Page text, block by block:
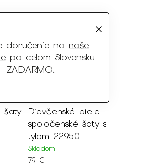
doručenie na naše
po celom Slovensku
ZADARMO.
šaty
Dievčenské biele
spoločenské šaty s
tylom 22950
Skladom
79 €